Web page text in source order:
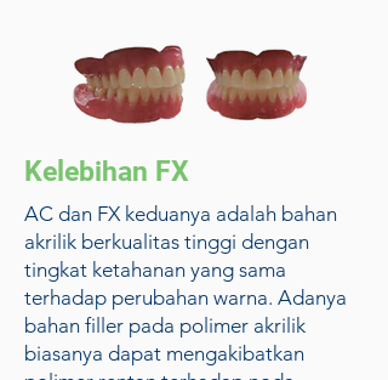
Kelebihan FX
AC dan FX keduanya adalah bahan
akrilik berkualitas tinggi dengan
tingkat ketahanan yang sama
terhadap perubahan warna. Adanya
bahan filler pada polimer akrilik
biasanya dapat mengakibatkan